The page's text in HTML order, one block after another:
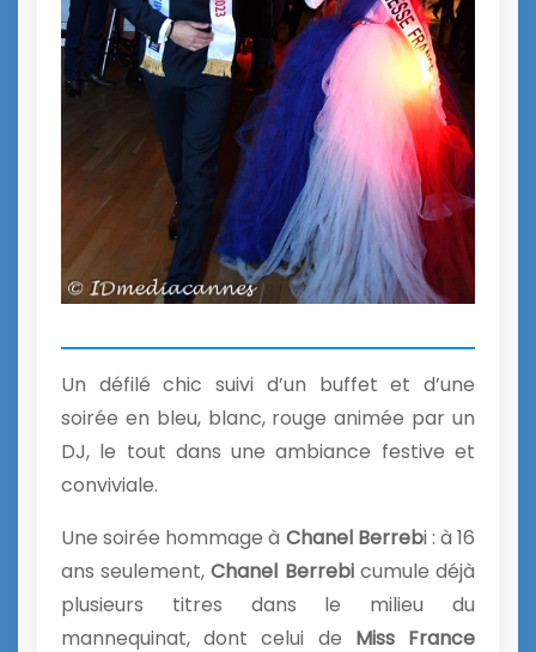
Un défilé chic suivi d’un buffet et d’une
soirée en bleu, blanc, rouge animée par un
DJ, le tout dans une ambiance festive et
conviviale.
Une soirée hommage à Chanel Berrebi : à 16
ans seulement,Chanel Berrebicumule déjà
plusieurs titres dans le milieu du
mannequinat, dont celui de Miss France